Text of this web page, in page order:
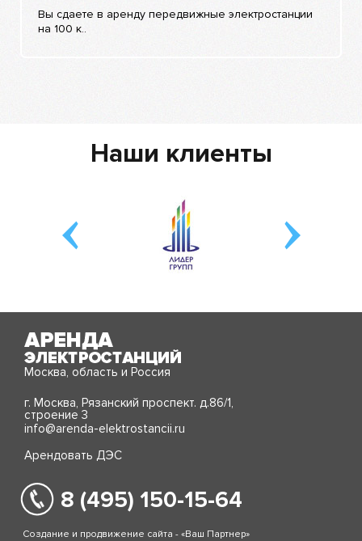
Вы сдаете в аренду передвижные электростанции
на 100 к..
Наши клиенты
Москва, область и Россия
г. Москва, Рязанский проспект. д.86/1,
строение 3
info@arenda-elektrostancii.ru
Арендовать ДЭС
8 (495) 150-15-64
Создание и продвижение сайта - «Ваш Партнер»